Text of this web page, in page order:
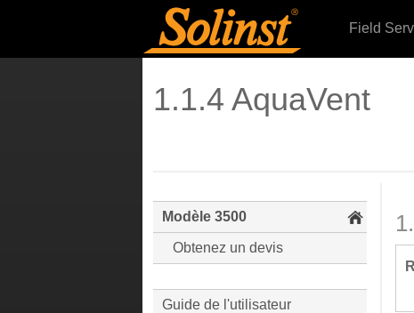
Field
1.1.4 AquaVent
Modèle 3500
Obtenez un devis
Guide de l'utilisateur